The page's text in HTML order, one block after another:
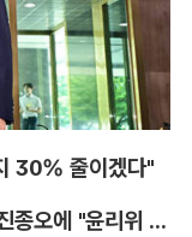
30% 줄이겠다"
국힘 지도부, '돌려차기 실언' 서범수·진종오에 "윤리위 엄중 조치"